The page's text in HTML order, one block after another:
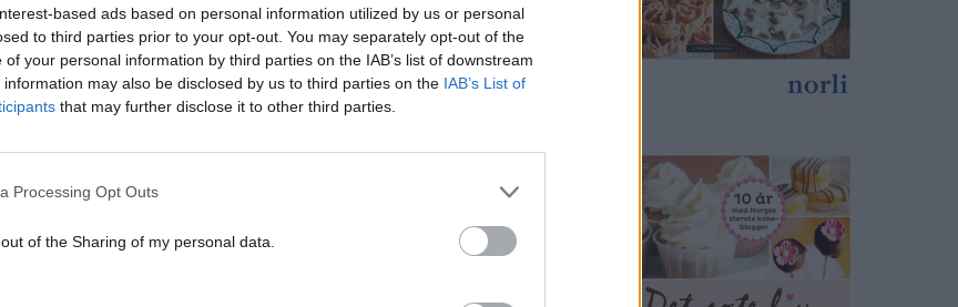
based ads based on personal information utilized by us or personal
to third parties prior to your opt-out. You may separately opt-out of the
your personal information by third parties on the IAB’s list of downstream
may also be disclosed by us to third parties on the IAB’s List of
that may further disclose it to other third parties.
Processing Opt Outs
of the Sharing of my personal data.